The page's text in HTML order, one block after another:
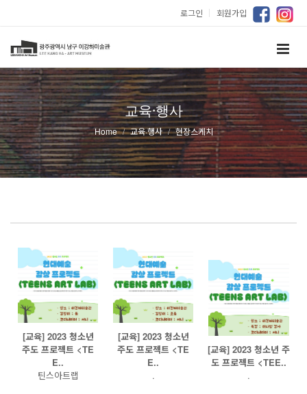
로그인 ｜ 회원가입
교육·행사
Home 교육·행사 현장스케치
[교육] 2023 청소년
주도 프로젝트 <TE
E..
틴스아트랩
[교육] 2023 청소년
주도 프로젝트 <TE
E..
.
[교육] 2023 청소년 주
도 프로젝트 <TEE..
.